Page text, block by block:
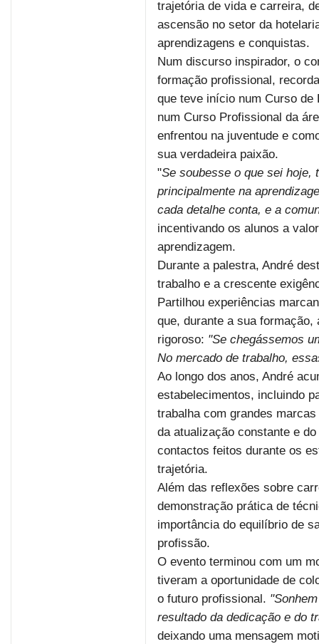
trajetória de vida e carreira,
ascensão no setor da
aprendizagens e conquistas.
Num discurso inspirador, o
formação profissional,
que teve início num Curso de
num Curso Profissional da
enfrentou na juventude e
sua verdadeira paixão.
"Se soubesse o que sei hoje,
principalmente na
cada detalhe conta, e a
incentivando os alunos a
aprendizagem.
Durante a palestra, André
trabalho e a crescente
Partilhou experiências
que, durante a sua
rigoroso: "Se chegássemos
No mercado de trabalho,
Ao longo dos anos, André
estabelecimentos, incluindo
trabalha com grandes
da atualização constante e
contactos feitos durante os
trajetória.
Além das reflexões sobre
demonstração prática de
importância do equilíbrio de
profissão.
O evento terminou com um
tiveram a oportunidade de
o futuro profissional.
resultado da dedicação e do
deixando uma mensagem